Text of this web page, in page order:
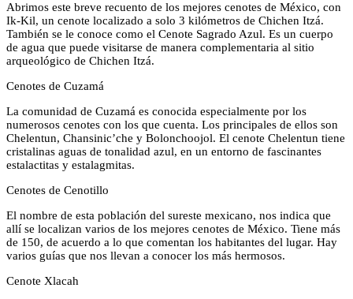
Abrimos este breve recuento de los mejores cenotes de México, con
Ik-Kil, un cenote localizado a solo 3 kilómetros de Chichen Itzá.
También se le conoce como el Cenote Sagrado Azul. Es un cuerpo
de agua que puede visitarse de manera complementaria al sitio
arqueológico de Chichen Itzá.
Cenotes de Cuzamá
La comunidad de Cuzamá es conocida especialmente por los
numerosos cenotes con los que cuenta. Los principales de ellos son
Chelentun, Chansinic’che y Bolonchoojol. El cenote Chelentun tiene
cristalinas aguas de tonalidad azul, en un entorno de fascinantes
estalactitas y estalagmitas.
Cenotes de Cenotillo
El nombre de esta población del sureste mexicano, nos indica que
allí se localizan varios de los mejores cenotes de México. Tiene más
de 150, de acuerdo a lo que comentan los habitantes del lugar. Hay
varios guías que nos llevan a conocer los más hermosos.
Cenote Xlacah